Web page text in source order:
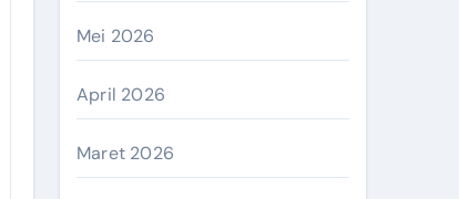
Mei 2026
April 2026
Maret 2026